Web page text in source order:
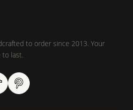
to order since 2013. Your
last.